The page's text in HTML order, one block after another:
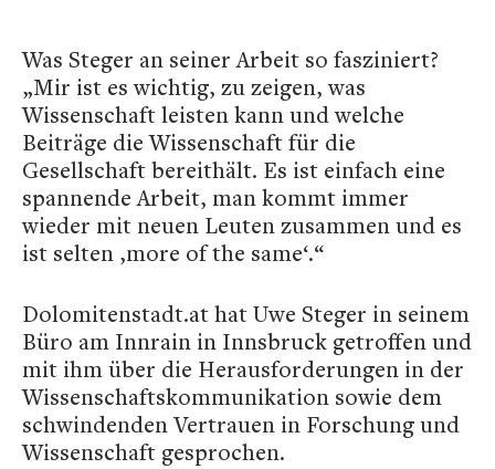
Was Steger an seiner Arbeit so fasziniert?
„Mir ist es wichtig, zu zeigen, was
Wissenschaft leisten kann und welche
Beiträge die Wissenschaft für die
Gesellschaft bereithält. Es ist einfach eine
spannende Arbeit, man kommt immer
wieder mit neuen Leuten zusammen und es
ist selten ‚more of the same‘.“
Dolomitenstadt.at hat Uwe Steger in seinem
Büro am Innrain in Innsbruck getroffen und
mit ihm über die Herausforderungen in der
Wissenschaftskommunikation sowie dem
schwindenden Vertrauen in Forschung und
Wissenschaft gesprochen.